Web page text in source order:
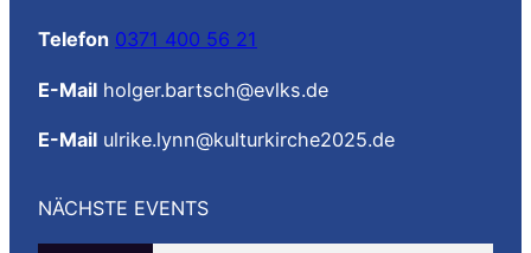
Telefon 0371 400 56 21
E-Mail holger.bartsch@evlks.de
E-Mail ulrike.lynn@kulturkirche2025.de
NÄCHSTE EVENTS